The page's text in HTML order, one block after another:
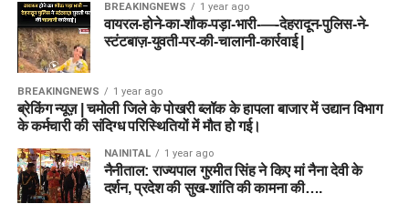
BREAKINGNEWS 1 year ago
वायरल-होने-का-शौक-पड़ा-भारी-—-देहरादून-पुलिस-ने-
स्टंटबाज़-युवती-पर-की-चालानी-कार्रवाई |
BREAKINGNEWS 1 year ago
ब्रेकिंग न्यूज़ | चमोली जिले के पोखरी ब्लॉक के हापला बाजार में उद्यान विभाग
के कर्मचारी की संदिग्ध परिस्थितियों में मौत हो गई।
NAINITAL 1 year ago
नैनीताल: राज्यपाल गुरमीत सिंह ने किए मां नैना देवी के
दर्शन, प्रदेश की सुख-शांति की कामना की….